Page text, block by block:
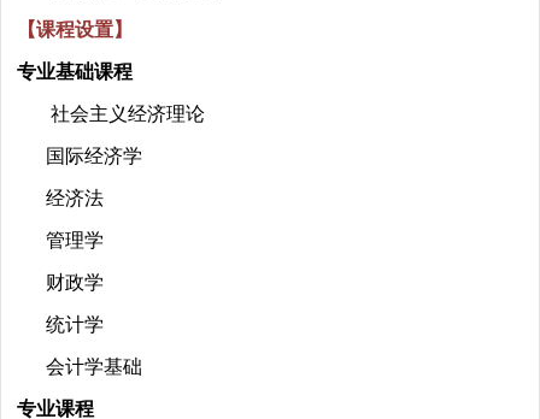
【课程设置】
专业基础课程
社会主义经济理论
国际经济学
经济法
管理学
财政学
统计学
会计学基础
专业课程